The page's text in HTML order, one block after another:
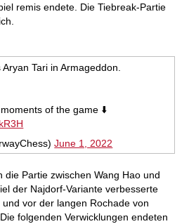
remis endete. Die Tiebreak-Partie
Tari in Armageddon.
of the game ⬇️
June 1, 2022
die Partie zwischen Wang Hao und
der Najdorf-Variante verbesserte
vor der langen Rochade von
folgenden Verwicklungen endeten